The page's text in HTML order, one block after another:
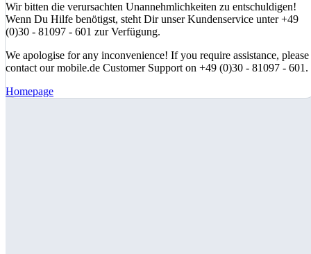
Wir bitten die verursachten Unannehmlichkeiten zu entschuldigen!
Wenn Du Hilfe benötigst, steht Dir unser Kundenservice unter +49
(0)30 - 81097 - 601 zur Verfügung.
We apologise for any inconvenience! If you require assistance, please
contact our mobile.de Customer Support on +49 (0)30 - 81097 - 601.
Homepage